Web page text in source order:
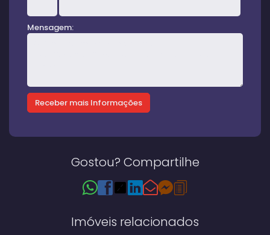
Mensagem:
Gostou? Compartilhe
Imóveis relacionados